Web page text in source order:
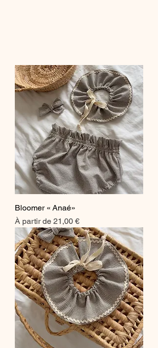
Bloomer « Anaé»
À partir de 21,00 €
Prix promotionnel